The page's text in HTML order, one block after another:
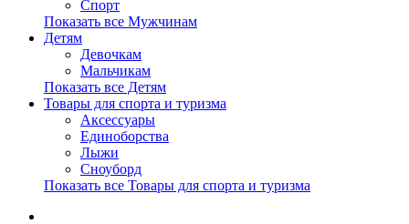
Спорт
Показать все Мужчинам
Детям
Девочкам
Мальчикам
Показать все Детям
Товары для спорта и туризма
Аксессуары
Единоборства
Лыжи
Сноуборд
Показать все Товары для спорта и туризма